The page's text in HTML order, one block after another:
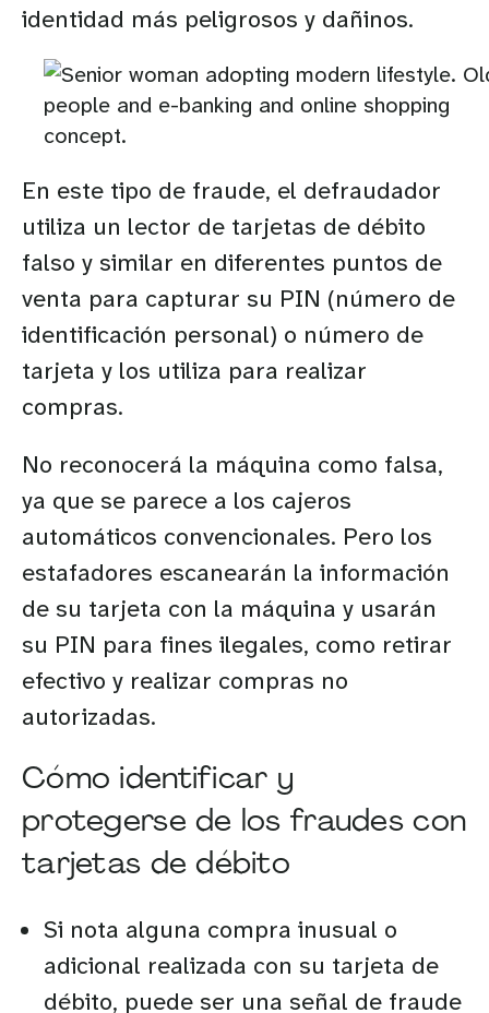
identidad más peligrosos y dañinos.
En este tipo de fraude, el defraudador
utiliza un lector de tarjetas de débito
falso y similar en diferentes puntos de
venta para capturar su PIN (número de
identificación personal) o número de
tarjeta y los utiliza para realizar
compras.
No reconocerá la máquina como falsa,
ya que se parece a los cajeros
automáticos convencionales. Pero los
estafadores escanearán la información
de su tarjeta con la máquina y usarán
su PIN para fines ilegales, como retirar
efectivo y realizar compras no
autorizadas.
Cómo identificar y
protegerse de los fraudes con
tarjetas de débito
Si nota alguna compra inusual o
adicional realizada con su tarjeta de
débito, puede ser una señal de fraude